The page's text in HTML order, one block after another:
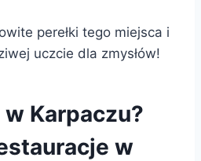
perełki tego miejsca i
uczcie dla zmysłów!
Karpaczu?
w